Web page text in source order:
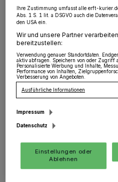
Jüchen·Montag (01.10.),
Garten an die Rückseite
die Terrassentür auf und
Wohnung nach ersten
04.10.2018 , 09:10 Uhr
Ihre Zustimmung umfasst alle erft-
Abs. 1 S. 1 lit. a DSGVO auch die
den USA ein.
Wir und unsere Partner
bereitzustellen:
Verwendung genauer Standortdaten.
aktiv abfragen. Speichern von oder Zugriff
Personalisierte Werbung und Inhalte,
Performance von Inhalten,
Verbesserung von Angeboten.
Ausführliche Informationen
Impressum
Datenschutz
Einstellungen oder
Ablehnen